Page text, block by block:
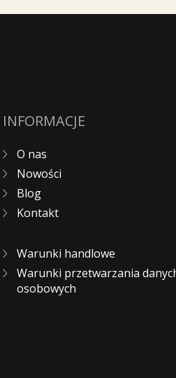
INFORMACJE
O nas
Nowości
Blog
Kontakt
Warunki handlowe
Warunki przetwarzania
osobowych